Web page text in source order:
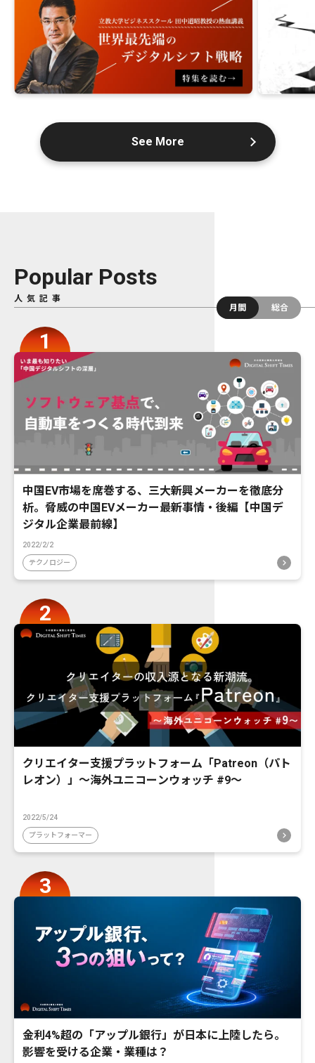
See More
Popular Posts
人気記事
月間
総合
中国EV市場を席巻する、三大新興メーカーを徹底分
析。脅威の中国EVメーカー最新事情・後編【中国デ
ジタル企業最前線】
2022/2/2
テクノロジー
クリエイター支援プラットフォーム「Patreon（パト
レオン）」〜海外ユニコーンウォッチ #9〜
2022/5/24
プラットフォーマー
金利4%超の「アップル銀行」が日本に上陸したら。
影響を受ける企業・業種は？